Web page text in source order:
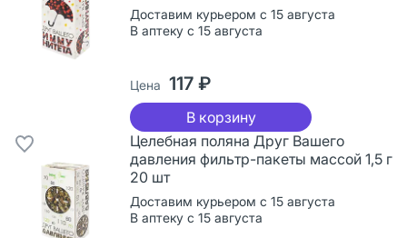
Доставим курьером с 15 августа
В аптеку с 15 августа
Цена 117 ₽
В корзину
Целебная поляна Друг Вашего
давления фильтр-пакеты массой 1,5 г
20 шт
Доставим курьером с 15 августа
В аптеку с 15 августа